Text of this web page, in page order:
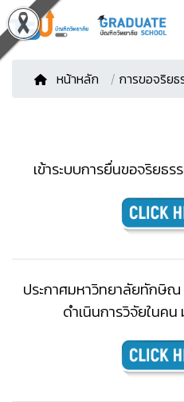
หน้าหลัก / การขอจริยธ
เข้าระบบการยื่นขอจริยธ
ประกาศมหาวิทยาลัยทักษิณ
ดำเนินการวิจัยในค